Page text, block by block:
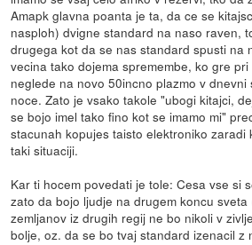
Amapk glavna poanta je ta, da ce se
nasploh) dvigne standard na naso raven,
drugega kot da se nas standard spusti na
vecina tako dojema spremembe, ko gre
neglede na novo 50incno plazmo v dnevni
noce. Zato je vsako takole "ubogi kitajci,
se bojo imel tako fino kot se imamo mi"
stacunah kopujes taisto elektroniko zaradi
taki situaciji.
Kar ti hocem povedati je tole: Cesa vse si
zato da bojo ljudje na drugem koncu
zemljanov iz drugih regij ne bo nikoli v
bolje, oz. da se bo tvaj standard izenacil z